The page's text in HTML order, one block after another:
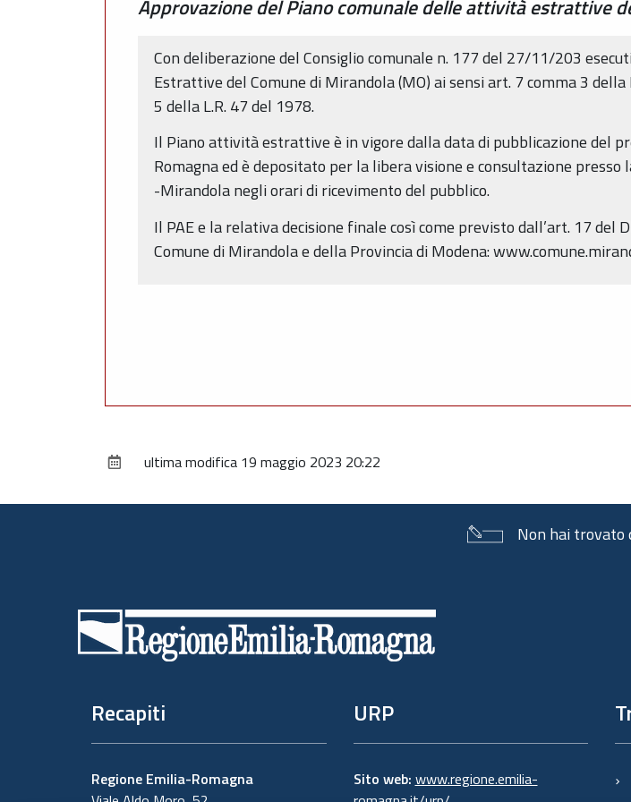
Approvazione del Piano comunale delle attività estrattive
Con deliberazione del Consiglio comunale n. 177 del 27/11/203
Estrattive del Comune di Mirandola (MO) ai sensi art. 7 comma 3
5 della L.R. 47 del 1978.
Il Piano attività estrattive è in vigore dalla data di pubblicazione del
Romagna ed è depositato per la libera visione e consultazione
-Mirandola negli orari di ricevimento del pubblico.
Il PAE e la relativa decisione finale così come previsto dall’art. 17
Comune di Mirandola e della Provincia di Modena:
ultima modifica 19 maggio 2023 20:22
Non hai trovato
Recapiti
Regione Emilia-Romagna
URP
Sito web: www.regione.emilia-